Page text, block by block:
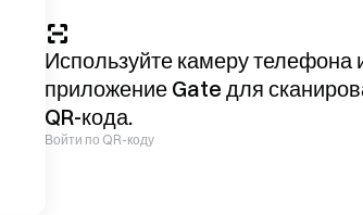
Используйте камеру телефона
приложение Gate для
QR-кода.
Войти по QR-коду